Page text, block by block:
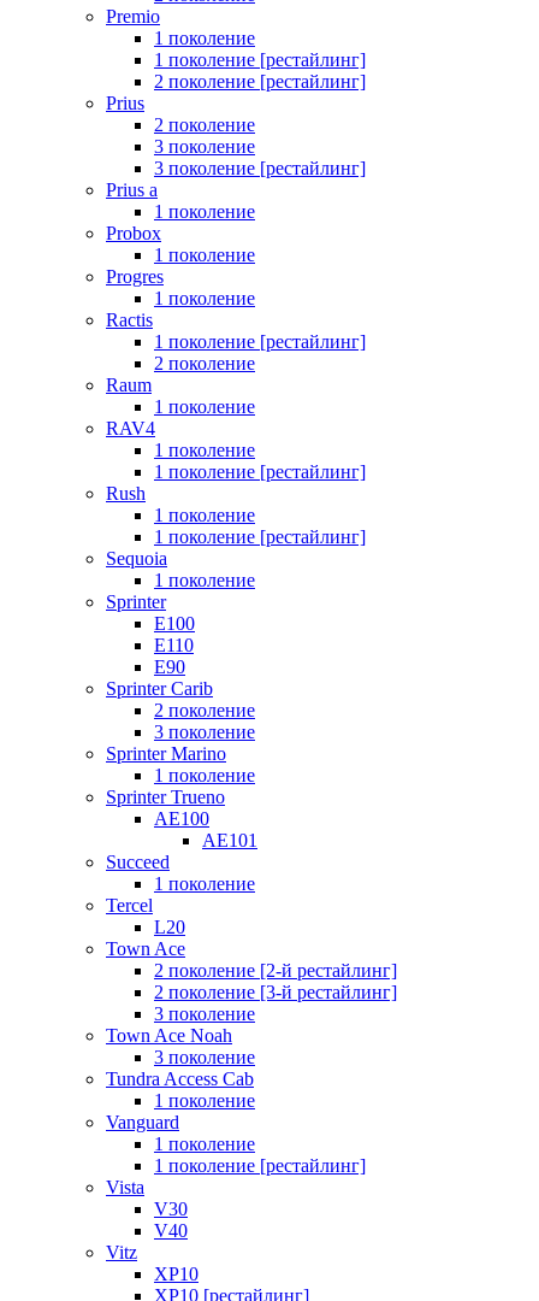
Premio
1 поколение
1 поколение [рестайлинг]
2 поколение [рестайлинг]
Prius
2 поколение
3 поколение
3 поколение [рестайлинг]
Prius a
1 поколение
Probox
1 поколение
Progres
1 поколение
Ractis
1 поколение [рестайлинг]
2 поколение
Raum
1 поколение
RAV4
1 поколение
1 поколение [рестайлинг]
Rush
1 поколение
1 поколение [рестайлинг]
Sequoia
1 поколение
Sprinter
E100
E110
E90
Sprinter Carib
2 поколение
3 поколение
Sprinter Marino
1 поколение
Sprinter Trueno
AE100
AE101
Succeed
1 поколение
Tercel
L20
Town Ace
2 поколение [2-й рестайлинг]
2 поколение [3-й рестайлинг]
3 поколение
Town Ace Noah
3 поколение
Tundra Access Cab
1 поколение
Vanguard
1 поколение
1 поколение [рестайлинг]
Vista
V30
V40
Vitz
XP10
XP10 [рестайлинг]